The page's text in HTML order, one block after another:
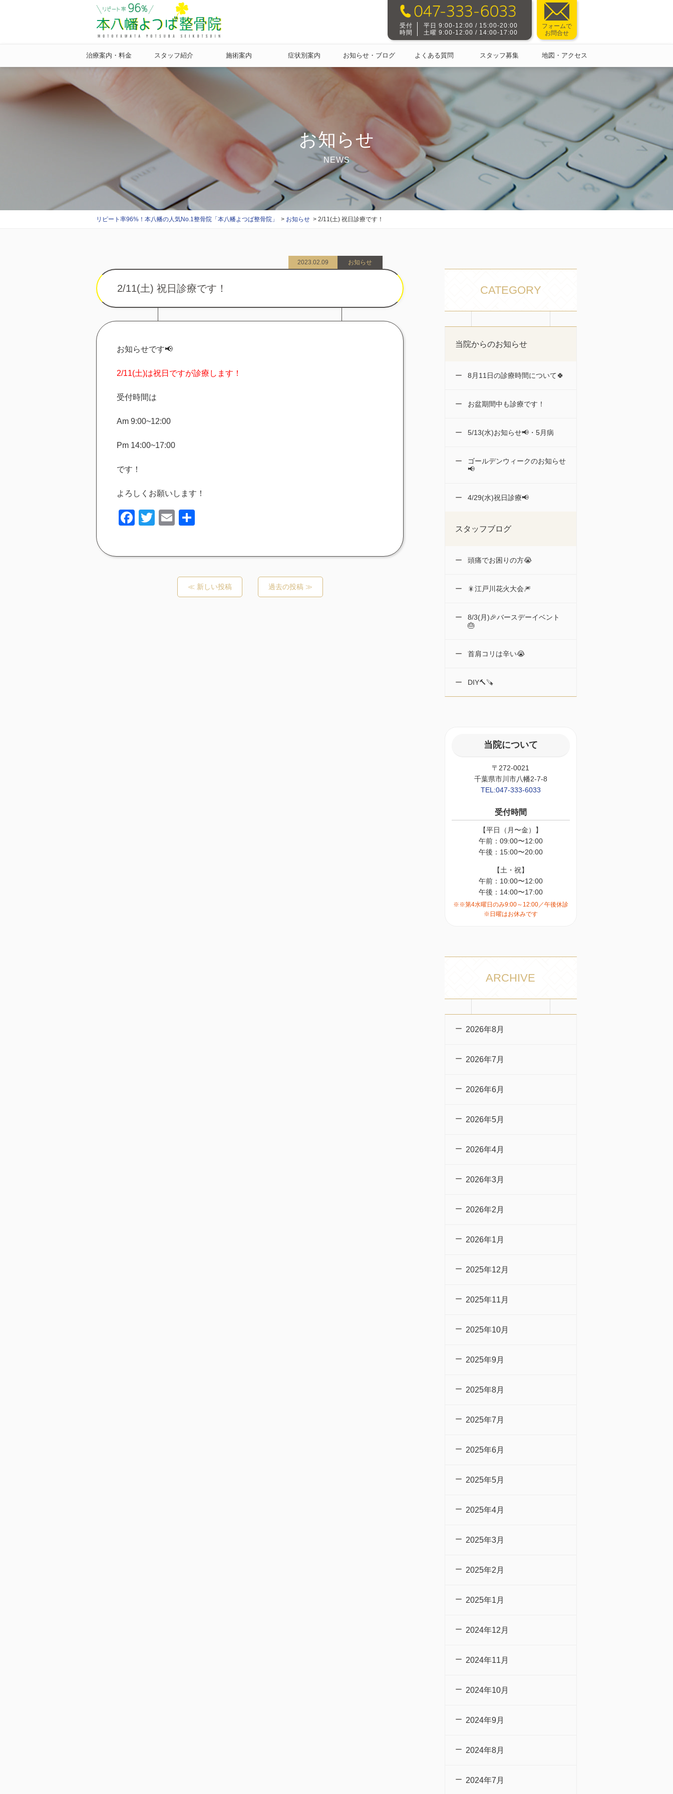
フォームで
お問合せ
受付
時間
平日 9:00-12:00 / 15:00-20:00
土曜 9:00-12:00 / 14:00-17:00
治療案内・料金 スタッフ紹介 施術案内 症状別案内 お知らせ・ブログ よくある質問 スタッフ募集 地図・アクセス
お知らせ
NEWS
リピート率96%！本八幡の人気No.1整骨院「本八幡よつば整骨院」 お知らせ 2/11(土) 祝日診療です！
2/11(土) 祝日診療です！
2023.02.09 お知らせ
お知らせです📢
2/11(土)は祝日ですが診療します！
受付時間は
Am 9:00~12:00
Pm 14:00~17:00
です！
よろしくお願いします！
Facebook
TwitterEmail
≪ 新しい投稿 過去の投稿 ≫
CATEGORY
当院からのお知らせ
8月11日の診療時間について🍀
お盆期間中も診療です！
5/13(水)お知らせ📢・5月病
ゴールデンウィークのお知らせ
📢
4/29(水)祝日診療📢
スタッフブログ
頭痛でお困りの方😭
🎇江戸川花火大会🎆
8/3(月)🎉バースデーイベント
🎂
首肩コリは辛い😭
DIY🔨🪚
当院について
〒272-0021
千葉県市川市八幡2-7-8
TEL:047-333-6033
受付時間
【平日（月〜金）】
午前：09:00〜12:00
午後：15:00〜20:00
【土・祝】
午前：10:00〜12:00
午後：14:00〜17:00
※※第4水曜日のみ9:00～12:00／午後休診
※日曜はお休みです
ARCHIVE
2026年8月
2026年7月
2026年6月
2026年5月
2026年4月
2026年3月
2026年2月
2026年1月
2025年12月
2025年11月
2025年10月
2025年9月
2025年8月
2025年7月
2025年6月
2025年5月
2025年4月
2025年3月
2025年2月
2025年1月
2024年12月
2024年11月
2024年10月
2024年9月
2024年8月
2024年7月